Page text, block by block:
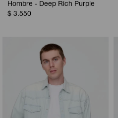
Hombre - Deep Rich Purple
$ 3.550